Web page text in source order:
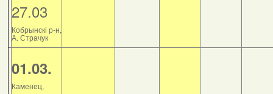
27.03
Кобрынскі р-н,
А. Страчук
01.03.
Каменец,